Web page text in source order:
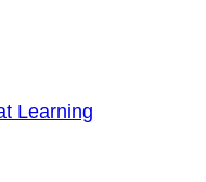
Learning